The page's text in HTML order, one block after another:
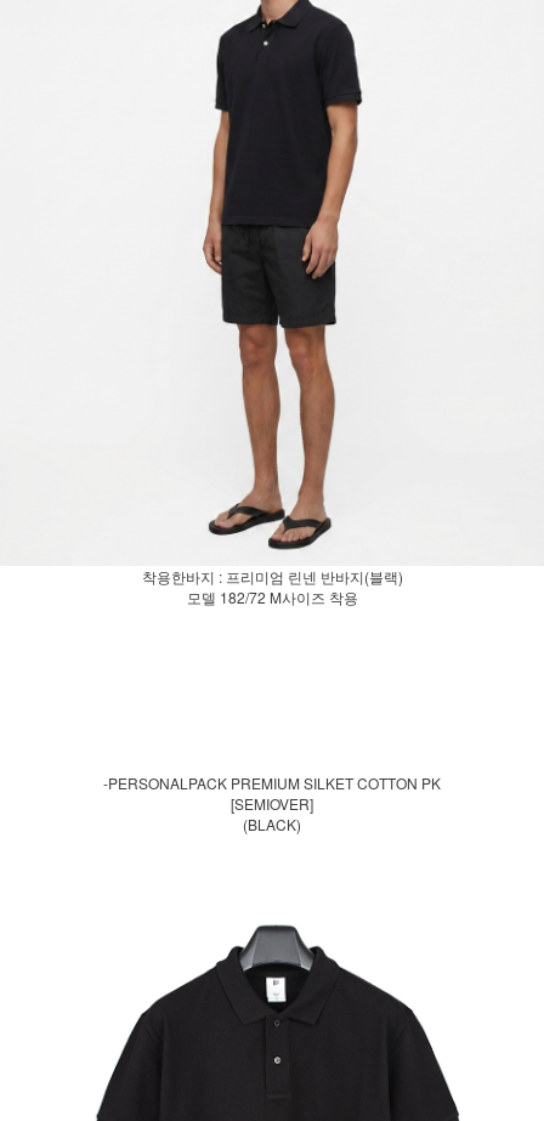
착용한바지 : 프리미엄 린넨 반바지(블랙)
모델 182/72 M사이즈 착용
-PERSONALPACK PREMIUM SILKET COTTON PK
[SEMIOVER]
(BLACK)